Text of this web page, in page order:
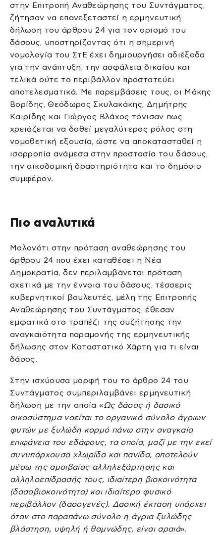
στην Επιτροπή Αναθεώρησης του Συντάγματος,
ζήτησαν να επανεξεταστεί η ερμηνευτική
δήλωση του άρθρου 24 για τον ορισμό του
δάσους, υποστηρίζοντας ότι η σημερινή
νομολογία του ΣτΕ έχει δημιουργήσει αδιέξοδα
για την ανάπτυξη, την ασφάλεια δικαίου και
τελικά ούτε το περιβάλλον προστατεύει
αποτελεσματικά. Με παρεμβάσεις τους, οι Μάκης
Βορίδης, Θεόδωρος Σκυλακάκης, Δημήτρης
Καιρίδης και Γιώργος Βλάχος τόνισαν πως
χρειάζεται να δοθεί μεγαλύτερος ρόλος στη
νομοθετική εξουσία, ώστε να αποκατασταθεί η
ισορροπία ανάμεσα στην προστασία του δάσους,
την οικοδομική δραστηριότητα και το δημόσιο
συμφέρον.
Πιο αναλυτικά
Μολονότι στην πρόταση αναθεώρησης του
άρθρου 24 που έχει καταθέσει η Νέα
Δημοκρατία, δεν περιλαμβάνεται πρόταση
σχετικά με την έννοια του δάσους, τέσσερις
κυβερνητικοί βουλευτές, μέλη της Επιτροπής
Αναθεώρησης του Συντάγματος, έθεσαν
εμφατικά στο τραπέζι της συζήτησης την
αναγκαιότητα παραμονής της ερμηνευτικής
δήλωσης στον Καταστατικό Χάρτη για τι είναι
δάσος.
Στην ισχύουσα μορφή του το άρθρο 24 του
Συντάγματος συμπεριλαμβάνει ερμηνευτική
δήλωση με την οποία «Ως δάσος ή δασικό
οικοσύστημα νοείται το οργανικό σύνολο άγριων
φυτών με ξυλώδη κορμό πάνω στην αναγκαία
επιφάνεια του εδάφους, τα οποία, μαζί με την εκεί
συνυπάρχουσα χλωρίδα και πανίδα, αποτελούν
μέσω της αμοιβαίας αλληλεξάρτησης και
αλληλοεπίδρασής τους, ιδιαίτερη βιοκοινότητα
(δασοβιοκοινότητα) και ιδιαίτερο φυσικό
περιβάλλον (δασογενές). Δασική έκταση υπάρχει
όταν στο παραπάνω σύνολο η άγρια ξυλώδης
βλάστηση, υψηλή ή θαμνώδης, είναι αραιά».